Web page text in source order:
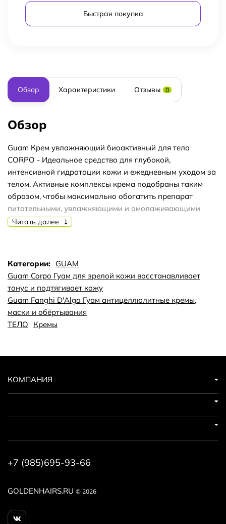
Быстрая покупка
Обзор Характеристики Отзывы 0
Обзор
Guam Крем увлажняющий биоактивный для тела
CORPO - Идеальное средство для глубокой,
интенсивной гидратации кожи и ежедневным уходом за
телом. Активные комплексы крема подобраны таким
образом, чтобы максимально обогатить препарат
питательными, увлажняющими и омолаживающими
свойствами.
Читать далее
Категории: GUAM
Guam Corpo Гуам для зрелой кожи восстанавливает
тонус и подтягивает кожу
Guam Fanghi D'Alga Гуам антицеллюлитные кремы,
маски и обёртывания
ТЕЛО
Кремы
GOLDENHAIRS.RU © 2026
КОМПАНИЯ
+7 (985)695-93-66